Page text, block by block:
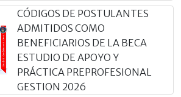
CÓDIGOS DE POSTULANTES
ADMITIDOS COMO
BENEFICIARIOS DE LA BECA
ESTUDIO DE APOYO Y
PRÁCTICA PREPROFESIONAL
GESTION 2026